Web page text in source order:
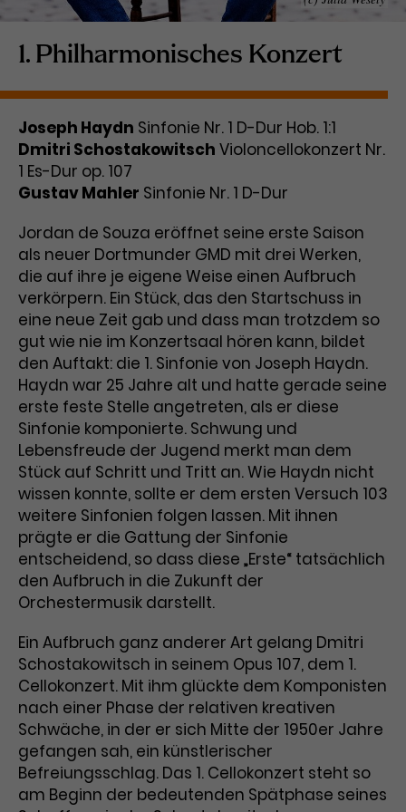
Zweck
Analytics installiert. Das Cookie
darüber zu speichern, wie
Besucher*innen eine Website
nutzen, und hilft bei der Erstellung
eines Analyseberichts über die
erhobenen Daten umfassen in
anonymisierter Form die Anzahl
der Besuche, die Quelle, aus der sie
stammen, und die besuchten
Seiten.
Name _gat_UA-63561367-1
Anbieter Google Analytics
Laufzeit 1 Minute
Zweck
Das ist ein von Google Analytics
gesetztes Cookie. Bestimmte
Daten werden nur maximal einmal
pro Minute an Google Analytics
gesendet. Solange es gesetzt ist,
werden bestimmte
Datenübertragungen
unterbunden.
Laufzeit 3 Monate
Zweck
Dieses Cookie speichert
dient der Zuordnung von
Conversions zu Google Ads-
Kampagnen.
Name _gcl_dc
Anbieter Google / DoubleClick
Laufzeit 3 Monate
Zweck
Dieses Cookie wird verwendet, um
Nutzerinteraktionen mit
Werbeanzeigen zu messen und
Remarketing-Funktionen
bereitzustellen.
Name IDE
Anbieter Google / DoubleClick
Laufzeit 1 Jahr
Zweck
Dieses Cookie dient der Anzeige
personalisierter Werbung und
misst die Wirksamkeit von
1. Philharmonisches Konzert
Joseph Haydn Sinfonie Nr. 1 D-Dur Hob. 1:1
Dmitri Schostakowitsch Violoncellokonzert Nr.
1 Es-Dur op. 107
Gustav Mahler Sinfonie Nr. 1 D-Dur
Jordan de Souza eröffnet seine erste Saison
als neuer Dortmunder GMD mit drei Werken,
die auf ihre je eigene Weise einen Aufbruch
verkörpern. Ein Stück, das den Startschuss in
eine neue Zeit gab und dass man trotzdem so
gut wie nie im Konzertsaal hören kann, bildet
den Auftakt: die 1. Sinfonie von Joseph Haydn.
Haydn war 25 Jahre alt und hatte gerade seine
erste feste Stelle angetreten, als er diese
Sinfonie komponierte. Schwung und
Lebensfreude der Jugend merkt man dem
Stück auf Schritt und Tritt an. Wie Haydn nicht
wissen konnte, sollte er dem ersten Versuch 103
weitere Sinfonien folgen lassen. Mit ihnen
prägte er die Gattung der Sinfonie
entscheidend, so dass diese „Erste“ tatsächlich
den Aufbruch in die Zukunft der
Orchestermusik darstellt.
Ein Aufbruch ganz anderer Art gelang Dmitri
Schostakowitsch in seinem Opus 107, dem 1.
Cellokonzert. Mit ihm glückte dem Komponisten
nach einer Phase der relativen kreativen
Schwäche, in der er sich Mitte der 1950er Jahre
gefangen sah, ein künstlerischer
Befreiungsschlag. Das 1. Cellokonzert steht so
am Beginn der bedeutenden Spätphase seines